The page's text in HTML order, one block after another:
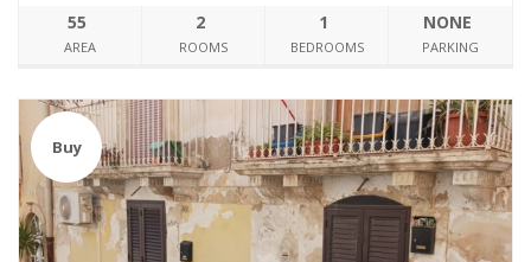
55
AREA
2
ROOMS
1
BEDROOMS
NONE
PARKING
Buy